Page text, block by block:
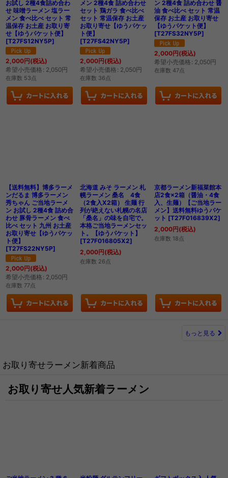
お試し 2種4食詰め合わ
せ 味噌ラーメン 塩ラー
メン 食べ比べ セット 常
温保存 お土産 お取り寄
せ【ゆうパケット便】
[T27FS12NY5P]
2,000円(税込)
希望小売価格 : 2,050円
在庫数 53点
メン 2種4食 詰め合わせ
セット 鶏ガラ 食べ比べ
セット 常温保存 お土産
お取り寄せ【ゆうパケッ
ト便】
[T27FS42NY5P]
2,000円(税込)
希望小売価格 : 2,050円
在庫数 36点
ン 2種4食 詰め合わせ 醤
油 食べ比べ セット 常温
保存 お土産 お取り寄せ
【ゆうパケット便】
[T27FS32NY5P]
2,000円(税込)
希望小売価格 : 2,050円
在庫数 47点
【送料無料】博多ラーメ
ンだるま 博多ラーメン
秀ちゃん ご当地ラーメ
ン お試し 2種4食 詰め合
わせ 豚骨ラーメン 食べ
比べ セット 九州 お土産
お取り寄せ【ゆうパケッ
ト便】
[T27FS22NY5P]
2,000円(税込)
希望小売価格 : 2,050円
在庫数 77点
北海道 みそ ラーメン 札
幌ラーメン 桑名 4食
（2食入X2箱） 生麺 行
列が絶えない札幌の名店
「桑名」の味を自宅で。
本格ご当地ラーメンセッ
ト。【ゆうパケット】
[T27F016805X2]
2,000円(税込)
在庫数 26点
京都ラーメン新福菜館本
店2食×2箱（醤油・4食
入、生麺）【ご当地ラー
メン】送料無料ゆうパケ
ット [T27F016839X2]
2,000円(税込)
在庫数 18点
もっと見る
お取り寄せラーメン新着商品
お取り寄せ人気新着ラーメン